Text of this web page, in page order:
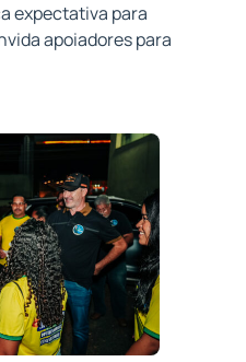
expectativa para
apoiadores para